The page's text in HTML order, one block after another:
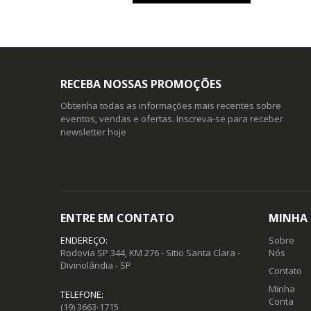
RECEBA NOSSAS PROMOÇÕES
Obtenha todas as informações mais recentes sobre
eventos, vendas e ofertas. Inscreva-se para receber
newsletter hoje
ENTRE EM CONTATO
ENDEREÇO:
Rodovia SP 344, KM 276 - Sitio Santa Clara -
Divinolândia - SP
TELEFONE:
(19) 3663-1715
MINHA
Sobre
Nós
Contato
Minha
Conta